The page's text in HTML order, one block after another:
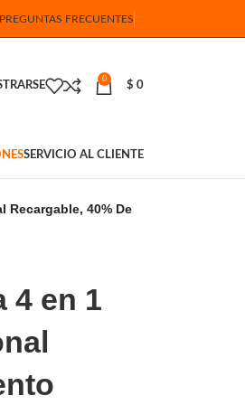
PREGUNTAS FRECUENTES
0
$ 0
SERVICIO AL CLIENTE
Recargable, 40% De
4 en 1